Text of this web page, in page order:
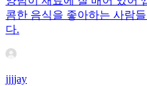
콤한 음식을 좋아하는 사람
다.
jjjjay